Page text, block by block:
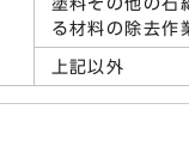
る材料の除去作
上記以外